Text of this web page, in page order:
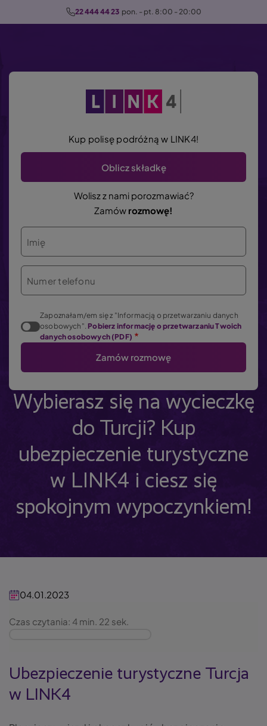
r
22 444 44 23 pon. - pt. 8:00 - 20:00
Kup polisę podróżną w LINK4!
Oblicz składkę
Wolisz z nami porozmawiać?
Zamów rozmowę!
Imię
Numer telefonu
Zapoznałam/em się z "Informacją o przetwarzaniu danych
osobowych". Pobierz informację o przetwarzaniu Twoich
danych osobowych (PDF)
Wybierasz się na wycieczkę
do Turcji? Kup
ubezpieczenie turystyczne
w LINK4 i ciesz się
spokojnym wypoczynkiem!
04.01.2023
Czas czytania: 4 min. 22 sek.
Ubezpieczenie turystyczne Turcja
w LINK4